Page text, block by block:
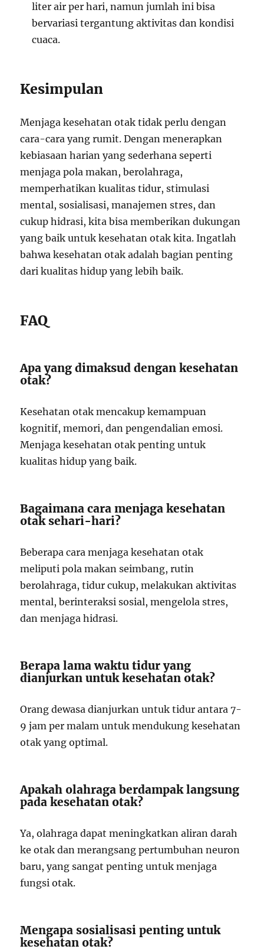
liter air per hari, namun jumlah ini bisa
bervariasi tergantung aktivitas dan kondisi
cuaca.
Kesimpulan
Menjaga kesehatan otak tidak perlu dengan
cara-cara yang rumit. Dengan menerapkan
kebiasaan harian yang sederhana seperti
menjaga pola makan, berolahraga,
memperhatikan kualitas tidur, stimulasi
mental, sosialisasi, manajemen stres, dan
cukup hidrasi, kita bisa memberikan dukungan
yang baik untuk kesehatan otak kita. Ingatlah
bahwa kesehatan otak adalah bagian penting
dari kualitas hidup yang lebih baik.
FAQ
Apa yang dimaksud dengan kesehatan
otak?
Kesehatan otak mencakup kemampuan
kognitif, memori, dan pengendalian emosi.
Menjaga kesehatan otak penting untuk
kualitas hidup yang baik.
Bagaimana cara menjaga kesehatan
otak sehari-hari?
Beberapa cara menjaga kesehatan otak
meliputi pola makan seimbang, rutin
berolahraga, tidur cukup, melakukan aktivitas
mental, berinteraksi sosial, mengelola stres,
dan menjaga hidrasi.
Berapa lama waktu tidur yang
dianjurkan untuk kesehatan otak?
Orang dewasa dianjurkan untuk tidur antara 7-
9 jam per malam untuk mendukung kesehatan
otak yang optimal.
Apakah olahraga berdampak langsung
pada kesehatan otak?
Ya, olahraga dapat meningkatkan aliran darah
ke otak dan merangsang pertumbuhan neuron
baru, yang sangat penting untuk menjaga
fungsi otak.
Mengapa sosialisasi penting untuk
kesehatan otak?